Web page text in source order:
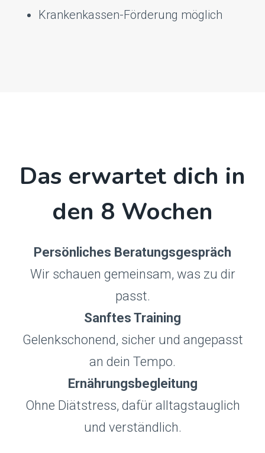
Krankenkassen-Förderung möglich
Das erwartet dich in
den 8 Wochen
Persönliches Beratungsgespräch
Wir schauen gemeinsam, was zu dir
passt.
Sanftes Training
Gelenkschonend, sicher und angepasst
an dein Tempo.
Ernährungsbegleitung
Ohne Diätstress, dafür alltagstauglich
und verständlich.